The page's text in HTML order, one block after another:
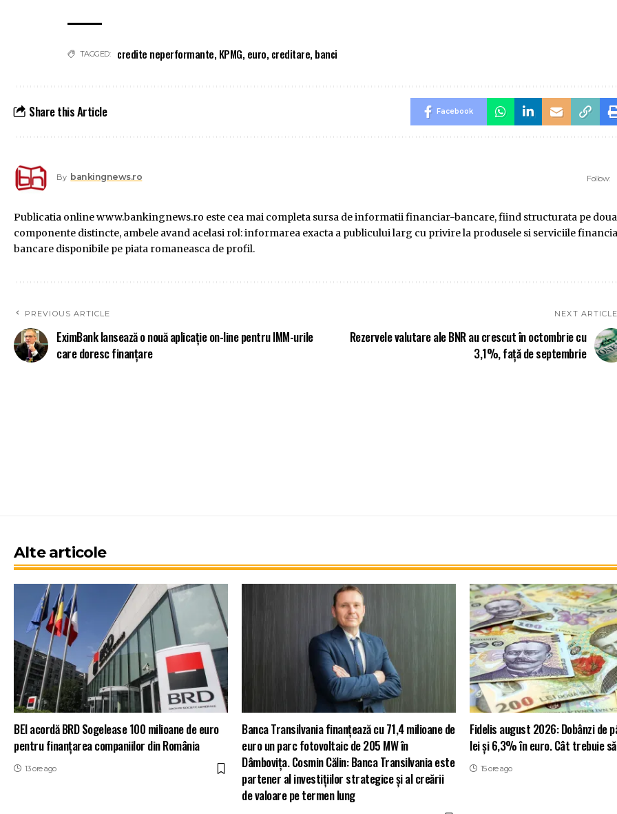
TAGGED: credite neperformante, KPMG, euro, creditare, banci
Share this Article Facebook
By bankingnews.ro Follow:
Publicatia online www.bankingnews.ro este cea mai completa sursa de informatii financiar-bancare, fiind structurata pe doua
componente distincte, ambele avand acelasi rol: informarea exacta a publicului larg cu privire la produsele si serviciile
bancare disponibile pe piata romaneasca de profil.
PREVIOUS ARTICLE
EximBank lansează o nouă aplicație on-line pentru IMM-urile
care doresc finanțare
NEXT
Rezervele valutare ale BNR au crescut în octombrie cu
3,1%, față de septembrie
Alte articole
BEI acordă BRD Sogelease 100 milioane de euro
pentru finanțarea companiilor din România
13 ore ago
Banca Transilvania finanțează cu 71,4 milioane de
euro un parc fotovoltaic de 205 MW în
Dâmbovița. Cosmin Călin: Banca Transilvania este
partener al investițiilor strategice și al creării
de valoare pe termen lung
Fidelis august 2026: Dobânzi de
lei și 6,3% în euro. Cât trebuie
15 ore ago